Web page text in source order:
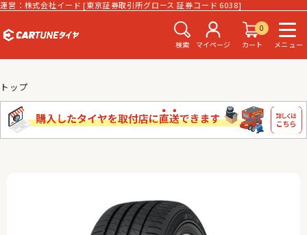
運営：株式会社イード [東京証券取引所グロース 証券コード 6038]
検索 マイページ
0
カート
メニュー
トップ